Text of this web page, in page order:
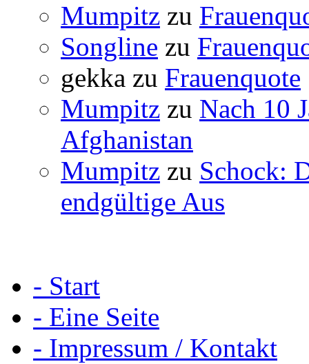
Mumpitz zu
Songline zu
gekka zu Frauenquote
Mumpitz zu Nach 10
Afghanistan
Mumpitz zu Schock:
endgültige Aus
- Start
- Eine Seite
- Impressum / Kontakt